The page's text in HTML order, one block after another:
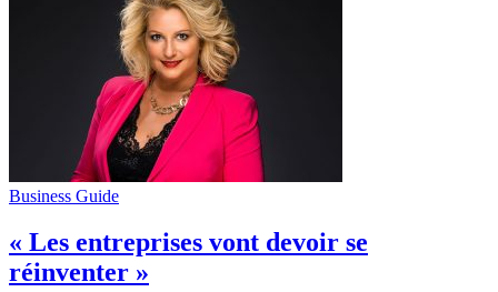
Business Guide
« Les entreprises vont devoir se
réinventer »